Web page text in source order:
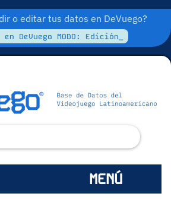
o editar tus datos en DeVuego?
DeVuego MODO: Edición_
MENÚ